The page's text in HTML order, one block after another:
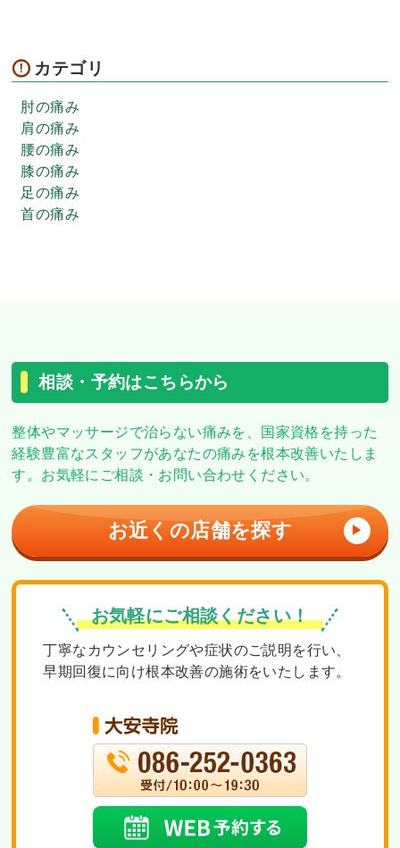
カテゴリ
肘の痛み
肩の痛み
腰の痛み
膝の痛み
足の痛み
首の痛み
相談・予約はこちらから
整体やマッサージで治らない痛みを、
国家資格を持った
経験豊富なスタッフがあなたの痛みを根本改善いたしま
す。 お気軽にご相談・お問い合わせください。
お近くの店舗を探す ▶
お気軽にご相談ください！
丁寧なカウンセリングや症状のご説明を行い、
早期回復に向け根本改善の施術をいたします。